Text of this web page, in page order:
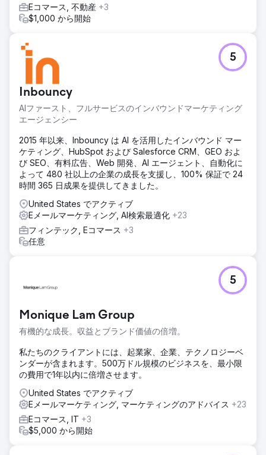
結果
6ヶ月間で、オンライン売上は109%増加し、リピート購入は
32%増加、有料広告のROIは1.8倍から4.5倍に向上しました。
思決定の迅速化とマーケティング費用の効率化を実現し、持
続可能な成長軌道を維持しました。
エージェンシーページに移動
Eコマース, 不動産 +3
$1,000 から開始
Inbouncy
AIファースト、フルサービスのインバウンドマーケティング
エージェンシー
5
2015 年以来、Inbouncy は AI を活用したインバウンド マー
ケティング、HubSpot および Salesforce CRM、GEO およ
び SEO、有料広告、Web 開発、AI エージェント、自動化に
よって 480 社以上の企業の成長を支援し、100% 保証で 24
時間 365 日成果を提供してきました。
United States でアクティブ
Eメールマーケティング, AI検索最適化 +23
フィンテック, Eコマース +3
任意
Monique Lam Group
有機的な成長。収益とブランド価値の倍増。
5
私たちのクライアントには、起業家、企業、テクノロジーベ
ンダーが含まれます。500万ドル規模のビジネスを、最小限
の費用で1年以内に倍増させます。
United States でアクティブ
Eメールマーケティング, マーケティングのアドバイス +23
Eコマース, IT +3
$5,000 から開始